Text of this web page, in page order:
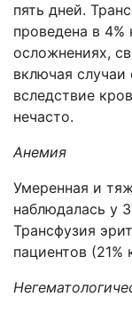
пять дней.
проведена в
осложнениях,
включая
вследствие
нечасто.
Анемия
Умеренная и
наблюдалась у
Трансфузия
пациентов (21%